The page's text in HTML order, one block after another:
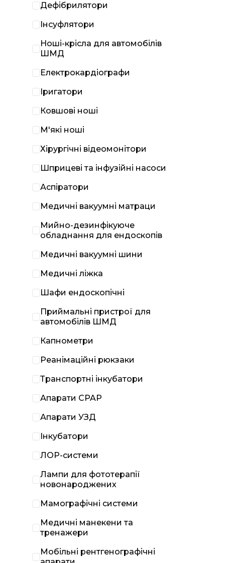
Дефібрилятори
Інсуфлятори
Ноші-крісла для автомобілів
ШМД
Електрокардіографи
Іригатори
Ковшові ноші
М'які ноші
Хірургічні відеомонітори
Шприцеві та інфузійні насоси
Аспіратори
Медичні вакуумні матраци
Мийно-дезинфікуюче
обладнання для ендоскопів
Медичні вакуумні шини
Медичні ліжка
Шафи ендоскопічні
Приймальні пристрої для
автомобілів ШМД
Капнометри
Реанімаційні рюкзаки
Транспортні інкубатори
Апарати CPAP
Апарати УЗД
Інкубатори
ЛОР-системи
Лампи для фототерапії
новонароджених
Мамографічні системи
Медичні манекени та
тренажери
Мобільні рентгенографічні